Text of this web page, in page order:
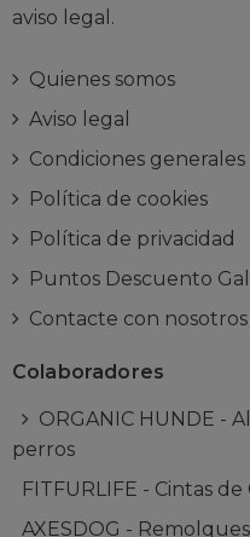
aviso legal.
Quienes somos
Aviso legal
Condiciones
Política de cookies
Política de privacidad
Puntos Descuento
Contacte con nosotros
Colaboradores
ORGANIC HUNDE -
perros
FITFURLIFE - Cintas
AXESDOG -